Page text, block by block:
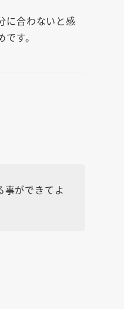
に合わないと感
す。
事ができてよ